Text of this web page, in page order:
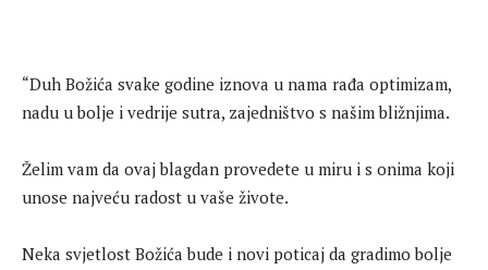
“Duh Božića svake godine iznova u nama rađa optimizam,
nadu u bolje i vedrije sutra, zajedništvo s našim bližnjima.
Želim vam da ovaj blagdan provedete u miru i s onima koji
unose najveću radost u vaše živote.
Neka svjetlost Božića bude i novi poticaj da gradimo bolje